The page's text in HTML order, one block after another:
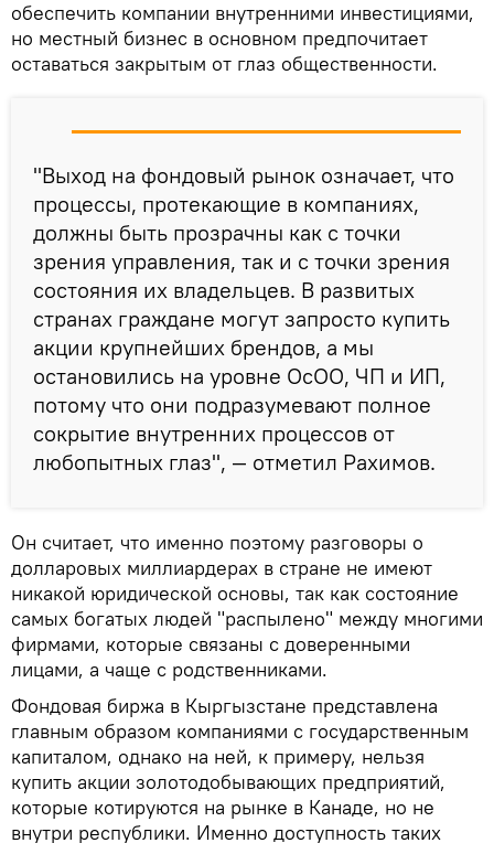
обеспечить компании внутренними инвестициями,
но местный бизнес в основном предпочитает
оставаться закрытым от глаз общественности.
"Выход на фондовый рынок означает, что
процессы, протекающие в компаниях,
должны быть прозрачны как с точки
зрения управления, так и с точки зрения
состояния их владельцев. В развитых
странах граждане могут запросто купить
акции крупнейших брендов, а мы
остановились на уровне ОсОО, ЧП и ИП,
потому что они подразумевают полное
сокрытие внутренних процессов от
любопытных глаз", — отметил Рахимов.
Он считает, что именно поэтому разговоры о
долларовых миллиардерах в стране не имеют
никакой юридической основы, так как состояние
самых богатых людей "распылено" между многими
фирмами, которые связаны с доверенными
лицами, а чаще с родственниками.
Фондовая биржа в Кыргызстане представлена
главным образом компаниями с государственным
капиталом, однако на ней, к примеру, нельзя
купить акции золотодобывающих предприятий,
которые котируются на рынке в Канаде, но не
внутри республики. Именно доступность таких